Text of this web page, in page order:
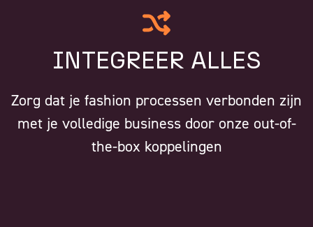
INTEGREER ALLES
Zorg dat je fashion processen verbonden zijn
met je volledige business door onze out-of-
the-box koppelingen